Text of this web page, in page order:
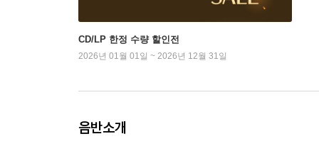
CD/LP 한정 수량 할인전
2026년 01월 01일 ~ 2026년 12월 31일
음반소개